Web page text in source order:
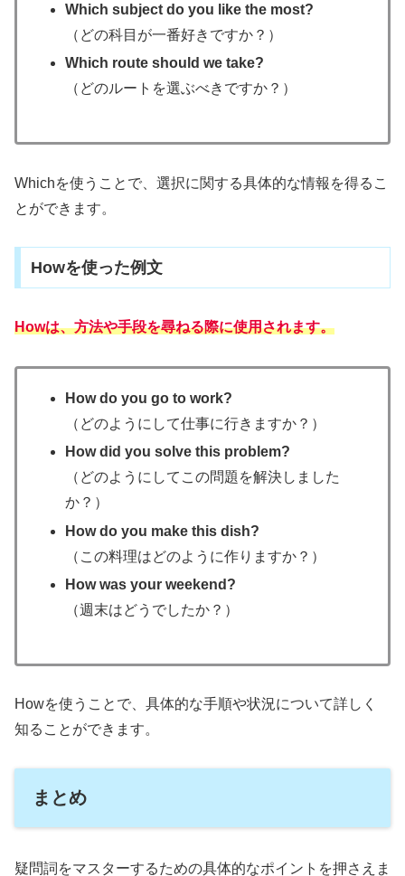
Which subject do you like the most?
（どの科目が一番好きですか？）
Which route should we take?
（どのルートを選ぶべきですか？）
Whichを使うことで、選択に関する具体的な情報を得るこ
とができます。
Howを使った例文
Howは、方法や手段を尋ねる際に使用されます。
How do you go to work?
（どのようにして仕事に行きますか？）
How did you solve this problem?
（どのようにしてこの問題を解決しました
か？）
How do you make this dish?
（この料理はどのように作りますか？）
How was your weekend?
（週末はどうでしたか？）
Howを使うことで、具体的な手順や状況について詳しく
知ることができます。
まとめ
疑問詞をマスターするための具体的なポイントを押さえま